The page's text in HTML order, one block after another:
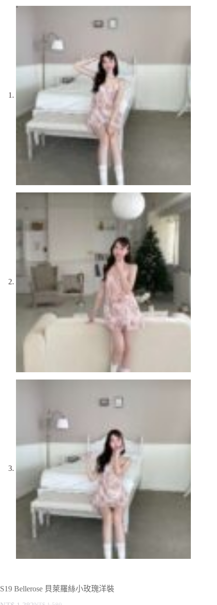
S19 Bellerose 貝萊羅絲小玫瑰洋裝